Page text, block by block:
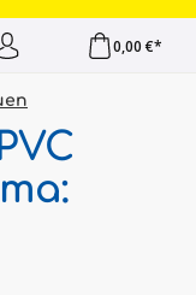
0,00 €*